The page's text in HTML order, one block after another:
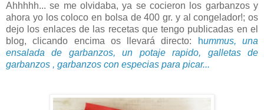
Ahhhhh... se me olvidaba, ya se cocieron los garbanzos y
ahora yo los coloco en bolsa de 400 gr. y al congelador!; os
dejo los enlaces de las recetas que tengo publicadas en el
blog, clicando encima os llevará directo:
hummus, una
ensalada de garbanzos, un potaje rapido, galletas de
garbanzos , garbanzos con especias para picar...